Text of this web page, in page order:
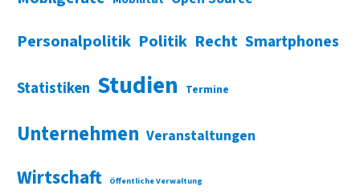
Personalpolitik Politik Recht Smartphones
Statistiken Studien Termine
Unternehmen Veranstaltungen
Wirtschaft Öffentliche Verwaltung